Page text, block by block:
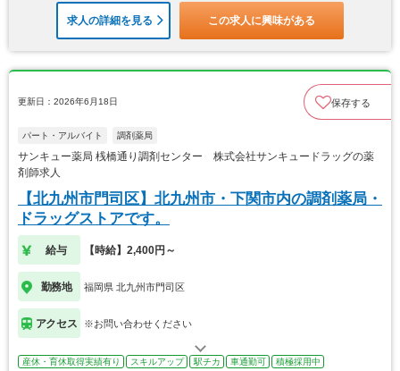
求人の詳細を見る この求人に興味がある
更新日：2026年6月18日 保存する
パート・アルバイト 調剤薬局
サンキュー薬局 桟橋通り調剤センター 株式会社サンキュードラッグの薬
剤師求人
【北九州市門司区】北九州市・下関市内の調剤薬局・
ドラッグストアです。
給与 【時給】2,400円～
勤務地 福岡県 北九州市門司区
アクセス ※お問い合わせください
産休・育休取得実績有り スキルアップ 駅チカ 車通勤可 積極採用中